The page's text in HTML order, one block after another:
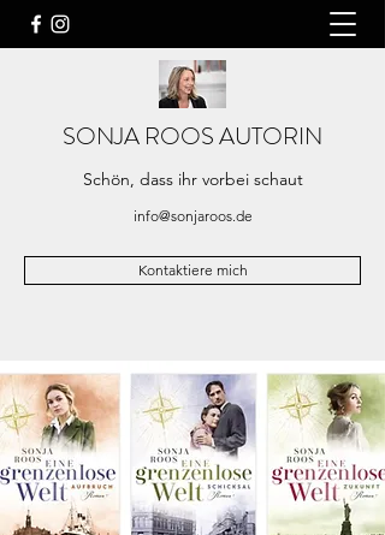
SONJA ROOS AUTORIN
Schön, dass ihr vorbei schaut
info@sonjaroos.de
Kontaktiere mich